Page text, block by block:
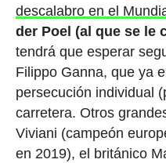
descalabro en el
der Poel (al que se le
tendrá que esperar
Filippo Ganna, que ya
persecución individual
carretera. Otros
Viviani (campeón
en 2019), el británico